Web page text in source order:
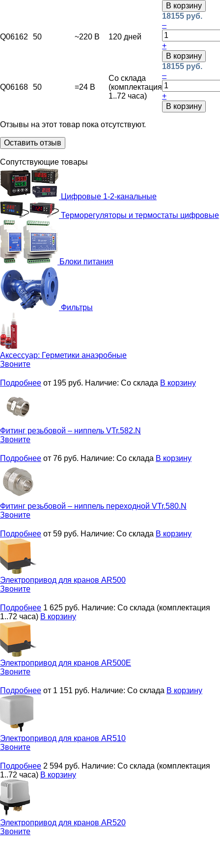
В корзину
Q06162 50 ~220 В 120 дней
18155 руб.
–
+
В корзину
Q06168 50 =24 В
Со склада
(комплектация
1..72 часа)
18155 руб.
–
+
В корзину
Отзывы на этот товар пока отсутствуют.
Оставить отзыв
Сопутствующие товары
Цифровые 1-2-канальные
Терморегуляторы и термостаты цифровые
Блоки питания
Фильтры
Аксессуар: Герметики анаэробные
Звоните
Подробнее от 195 руб. Наличие: Со склада В корзину
Фитинг резьбовой – ниппель VTr.582.N
Звоните
Подробнее от 76 руб. Наличие: Со склада В корзину
Фитинг резьбовой – ниппель переходной VTr.580.N
Звоните
Подробнее от 59 руб. Наличие: Со склада В корзину
Электропривод для кранов AR500
Звоните
Подробнее 1 625 руб. Наличие: Со склада (комплектация
1..72 часа) В корзину
Электропривод для кранов AR500E
Звоните
Подробнее от 1 151 руб. Наличие: Со склада В корзину
Электропривод для кранов AR510
Звоните
Подробнее 2 594 руб. Наличие: Со склада (комплектация
1..72 часа) В корзину
Электропривод для кранов AR520
Звоните